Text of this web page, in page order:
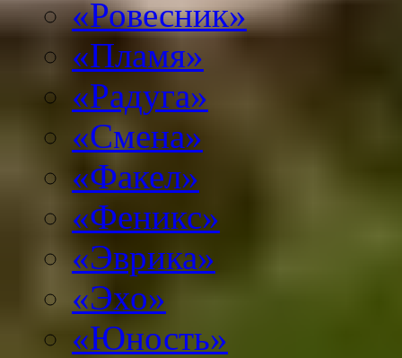
«Ровесник»
«Пламя»
«Радуга»
«Смена»
«Факел»
«Феникс»
«Эврика»
«Эхо»
«Юность»